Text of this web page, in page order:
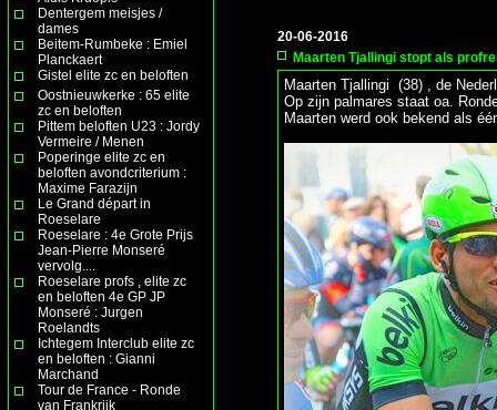
Dentergem meisjes /
dames
Beitem-Rumbeke : Emiel
Planckaert
Gistel elite zc en beloften
Oostnieuwkerke : 65 elite
zc en beloften
Pittem beloften U23 : Jordy
Vermeire / Menen
Poperinge elite zc en
beloften avondcriterium :
Maxime Farazijn
Le Grand départ in
Roeselare
Roeselare : 4e Grote Prijs
Jean-Pierre Monseré
vervolg....
Roeselare profs , elite zc
en beloften 4e GP JP
Monseré : Jurgen
Roelandts
Ichtegem Interclub elite zc
en beloften : Gianni
Marchand
Tour de France - Ronde
van Frankrijk
20-06-2016
Maarten Tjallingi stopt als
Maarten Tjallingi (38) , de
Op zijn palmares staat oa.
Maarten werd ook bekend als